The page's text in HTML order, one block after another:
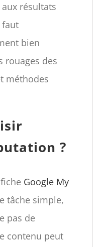
résultats
faut
bien
rouages des
méthodes
?
Google My
tâche simple,
pas de
contenu peut